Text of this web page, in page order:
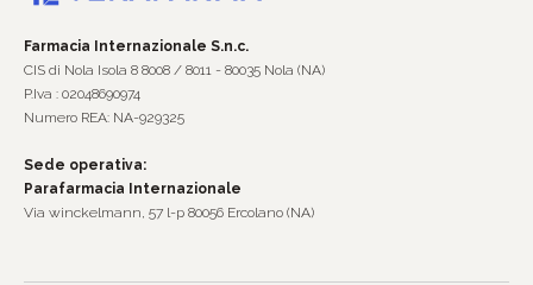
Farmacia Internazionale S.n.c.
CIS di Nola Isola 8 8008 / 8011 - 80035 Nola (NA)
P.Iva : 02048690974
Numero REA: NA-929325
Sede operativa:
Parafarmacia Internazionale
Via winckelmann, 57 l-p 80056 Ercolano (NA)